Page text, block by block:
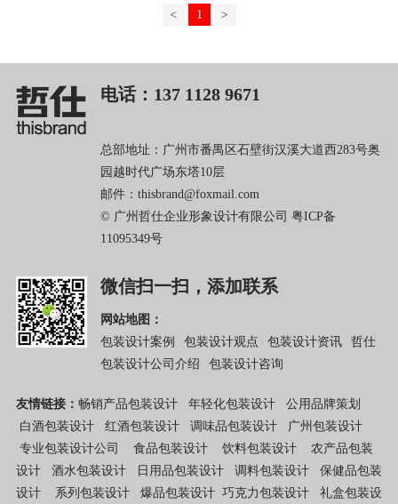
< 1 >
电话：137 1128 9671
总部地址：广州市番禺区石壁街汉溪大道西283号奥
园越时代广场东塔10层
邮件：thisbrand@foxmail.com
© 广州哲仕企业形象设计有限公司 粤ICP备
11095349号
微信扫一扫，添加联系
网站地图：
包装设计案例
包装设计观点 包装设计资讯
哲仕
包装设计公司介绍
包装设计咨询
友情链接： 畅销产品包装设计 年轻化包装设计
公用品牌策划
白酒包装设计
红酒包装设计 调味品包装设计
广州包装设计
专业包装设计公司
食品包装设计 饮料包装设计
农产品包装
设计
酒水包装设计 日用品包装设计 调料包装设计
保健品包装
设计
系列包装设计 爆品包装设计 巧克力包装设计 礼盒包装设